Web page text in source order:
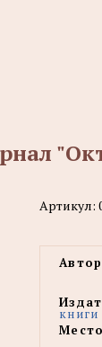
Артикул:
книги